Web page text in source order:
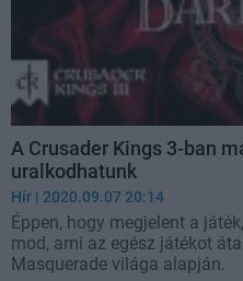
A Crusader Kings 3-ban
uralkodhatunk
Hír | 2020.09.07 20:14
Éppen, hogy megjelent a
mod, ami az egész játékot
Masquerade világa alapján.